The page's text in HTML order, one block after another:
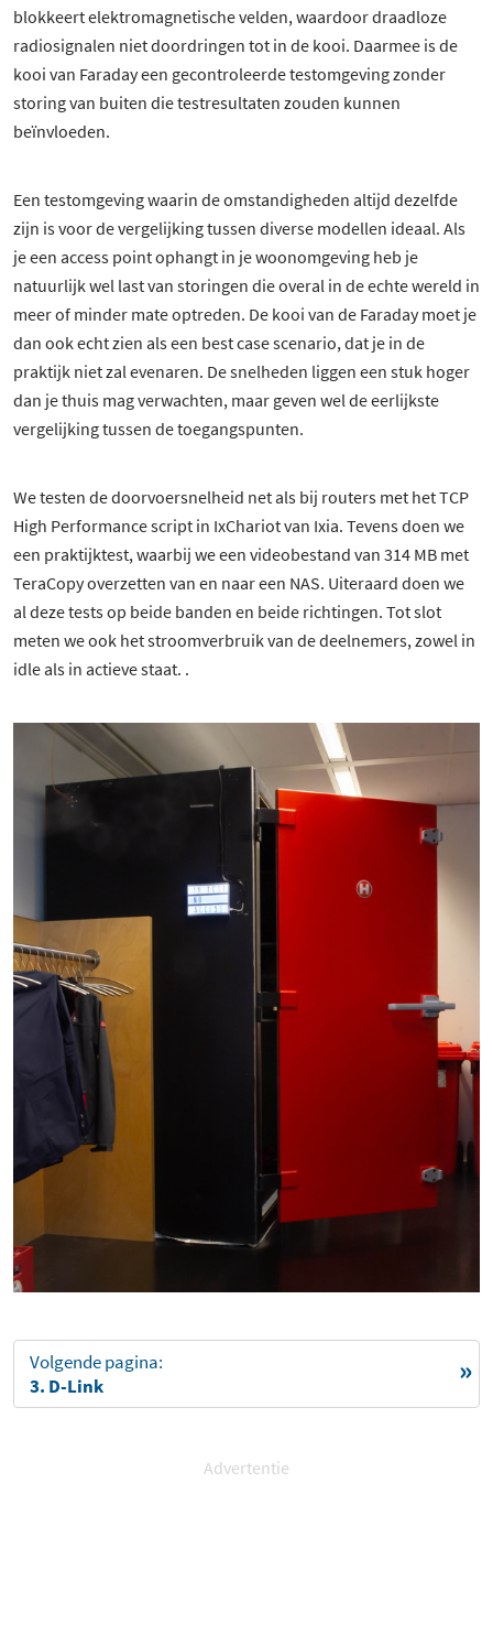
blokkeert elektromagnetische velden, waardoor draadloze
radiosignalen niet doordringen tot in de kooi. Daarmee is de
kooi van Faraday een gecontroleerde testomgeving zonder
storing van buiten die testresultaten zouden kunnen
beïnvloeden.
Een testomgeving waarin de omstandigheden altijd dezelfde
zijn is voor de vergelijking tussen diverse modellen ideaal. Als
je een access point ophangt in je woonomgeving heb je
natuurlijk wel last van storingen die overal in de echte wereld in
meer of minder mate optreden. De kooi van de Faraday moet je
dan ook echt zien als een best case scenario, dat je in de
praktijk niet zal evenaren. De snelheden liggen een stuk hoger
dan je thuis mag verwachten, maar geven wel de eerlijkste
vergelijking tussen de toegangspunten.
We testen de doorvoersnelheid net als bij routers met het TCP
High Performance script in IxChariot van Ixia. Tevens doen we
een praktijktest, waarbij we een videobestand van 314 MB met
TeraCopy overzetten van en naar een NAS. Uiteraard doen we
al deze tests op beide banden en beide richtingen. Tot slot
meten we ook het stroomverbruik van de deelnemers, zowel in
idle als in actieve staat. .
Volgende pagina:
3. D-Link
Advertentie